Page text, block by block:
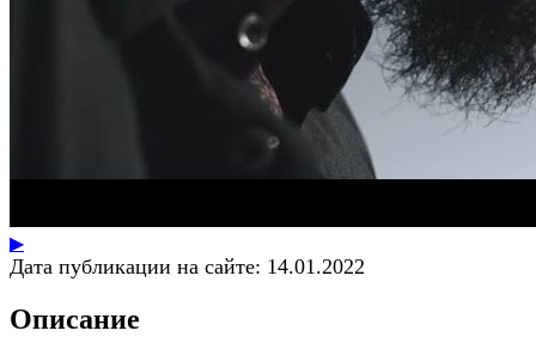
▶
Дата публикации на сайте: 14.01.2022
Описание